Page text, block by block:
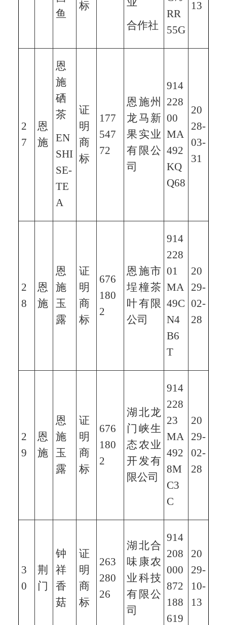
鱼
标
合作社
RR
55G
13
2
7
恩
施
恩
施
硒
茶
EN
SHI
SE-
TE
A
证
明
商
标
177
547
72
恩施州
龙马新
果实业
有限公
司
914
228
00
MA
492
KQ
Q68
20
28-
03-
31
2
8
恩
施
恩
施
玉
露
证
明
商
标
676
180
2
恩施市
埕橦茶
叶有限
公司
914
228
01
MA
49C
N4
B6
T
20
29-
02-
28
2
9
恩
施
恩
施
玉
露
证
明
商
标
676
180
2
湖北龙
门峡生
态农业
开发有
限公司
914
228
23
MA
492
8M
C3
C
20
29-
02-
28
3
0
荆
门
钟
祥
香
菇
证
明
商
标
263
280
26
湖北合
味康农
业科技
有限公
司
914
208
000
872
188
619
20
29-
10-
13